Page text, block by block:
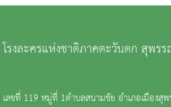
โรงละครแห่งชาติภาคตะวันตก สุพร
เลขที่ 119 หมู่ที่ 1ตำบลสนามชัย อำเภอเมือง